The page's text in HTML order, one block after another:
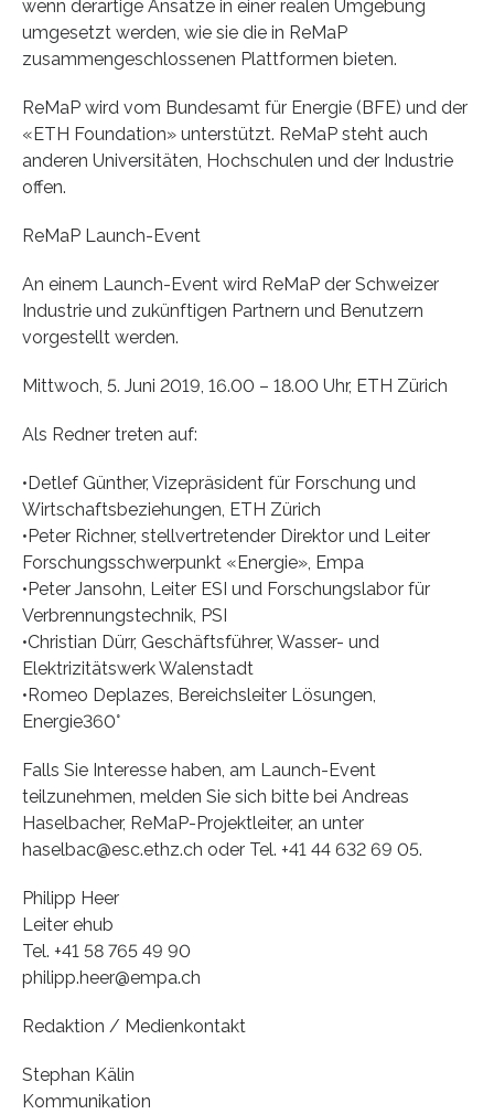
wenn derartige Ansätze in einer realen Umgebung
umgesetzt werden, wie sie die in ReMaP
zusammengeschlossenen Plattformen bieten.
ReMaP wird vom Bundesamt für Energie (BFE) und der
«ETH Foundation» unterstützt. ReMaP steht auch
anderen Universitäten, Hochschulen und der Industrie
offen.
ReMaP Launch-Event
An einem Launch-Event wird ReMaP der Schweizer
Industrie und zukünftigen Partnern und Benutzern
vorgestellt werden.
Mittwoch, 5. Juni 2019, 16.00 – 18.00 Uhr, ETH Zürich
Als Redner treten auf:
•Detlef Günther, Vizepräsident für Forschung und
Wirtschaftsbeziehungen, ETH Zürich
•Peter Richner, stellvertretender Direktor und Leiter
Forschungsschwerpunkt «Energie», Empa
•Peter Jansohn, Leiter ESI und Forschungslabor für
Verbrennungstechnik, PSI
•Christian Dürr, Geschäftsführer, Wasser- und
Elektrizitätswerk Walenstadt
•Romeo Deplazes, Bereichsleiter Lösungen,
Energie360°
Falls Sie Interesse haben, am Launch-Event
teilzunehmen, melden Sie sich bitte bei Andreas
Haselbacher, ReMaP-Projektleiter, an unter
haselbac@esc.ethz.ch oder Tel. +41 44 632 69 05.
Philipp Heer
Leiter ehub
Tel. +41 58 765 49 90
philipp.heer@empa.ch
Redaktion / Medienkontakt
Stephan Kälin
Kommunikation